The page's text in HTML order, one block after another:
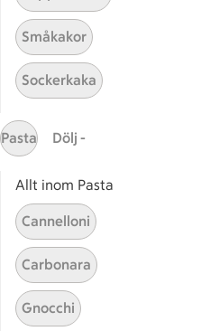
Här hittar du alla goda
Start
Småkakor
Sockerkaka
Pasta Dölj -
Allt inom Pasta
Cannelloni
Carbonara
Gnocchi